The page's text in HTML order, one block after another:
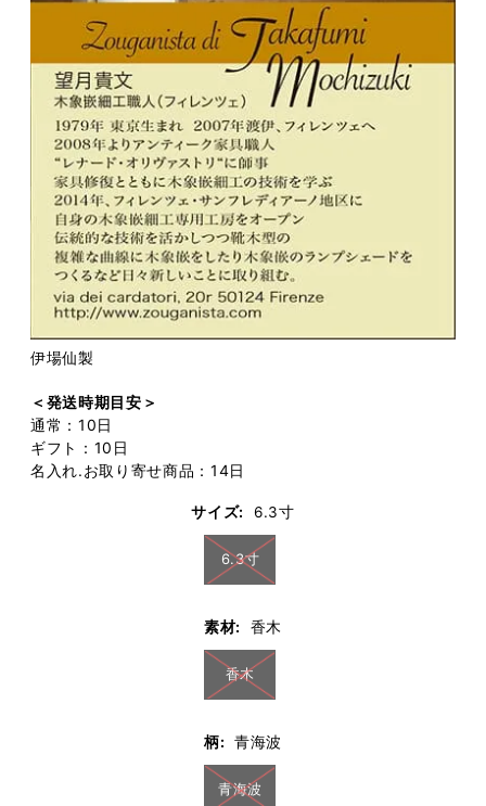
伊場仙製
＜発送時期目安＞
通常：10日
ギフト：10日
名入れ.お取り寄せ商品：14日
サイズ: 6.3寸
6.3寸
素材: 香木
香木
柄: 青海波
青海波